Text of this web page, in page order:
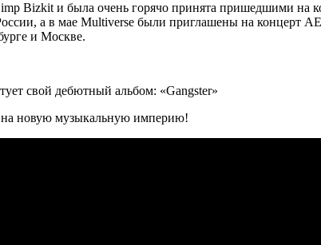
Bizkit и была очень горячо принята пришедшими на
а в мае Multiverse были приглашены на
и Москве.
свой дебютный альбом: «Gangster»
на новую музыкальную империю!